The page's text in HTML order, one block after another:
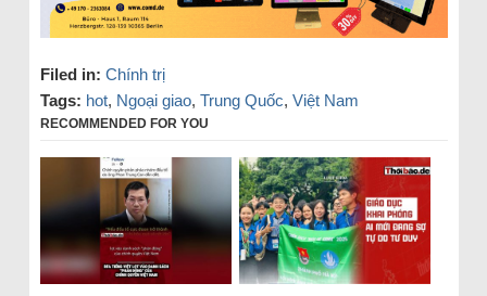
Filed in: Chính trị
Tags: hot, Ngoại giao, Trung Quốc, Việt Nam
RECOMMENDED FOR YOU